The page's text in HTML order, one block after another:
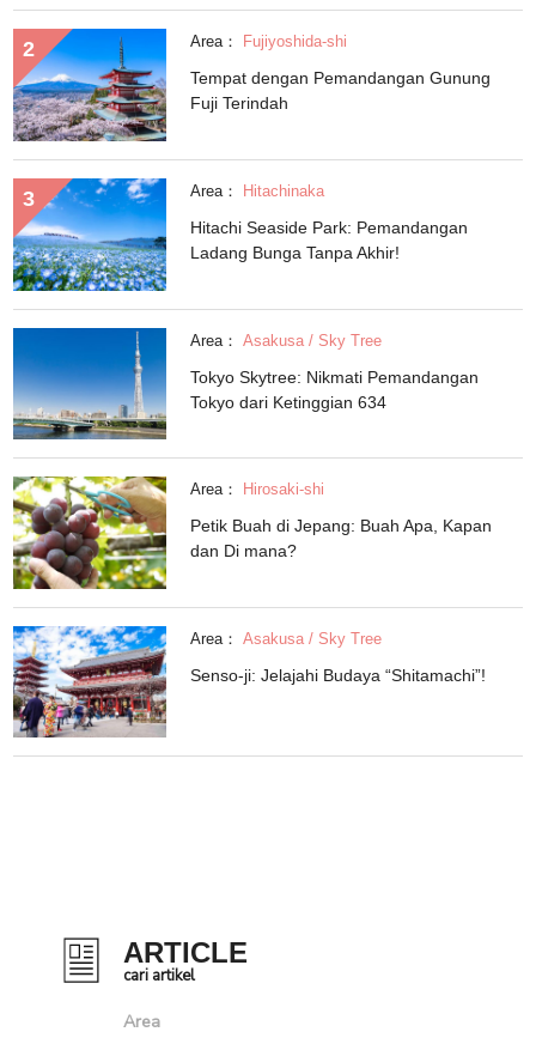
Area： Fujiyoshida-shi
Tempat dengan Pemandangan Gunung
Fuji Terindah
Area： Hitachinaka
Hitachi Seaside Park: Pemandangan
Ladang Bunga Tanpa Akhir!
Area： Asakusa / Sky Tree
Tokyo Skytree: Nikmati Pemandangan
Tokyo dari Ketinggian 634
Area： Hirosaki-shi
Petik Buah di Jepang: Buah Apa, Kapan
dan Di mana?
Area： Asakusa / Sky Tree
Senso-ji: Jelajahi Budaya “Shitamachi”!
ARTICLE
cari artikel
Area